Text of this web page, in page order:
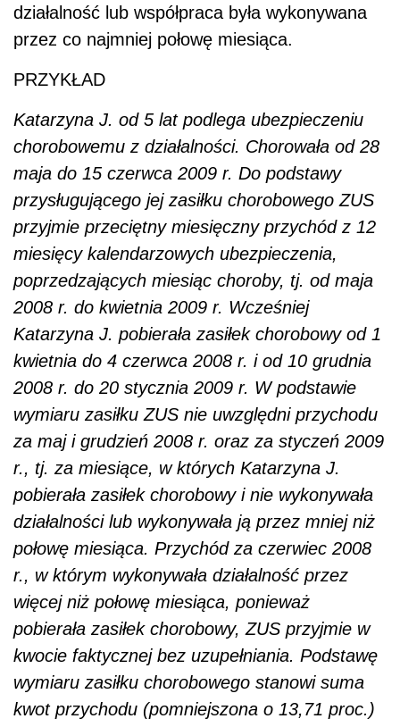
działalność lub współpraca była wykonywana
przez co najmniej połowę miesiąca.
PRZYKŁAD
Katarzyna J. od 5 lat podlega ubezpieczeniu
chorobowemu z działalności. Chorowała od 28
maja do 15 czerwca 2009 r. Do podstawy
przysługującego jej zasiłku chorobowego ZUS
przyjmie przeciętny miesięczny przychód z 12
miesięcy kalendarzowych ubezpieczenia,
poprzedzających miesiąc choroby, tj. od maja
2008 r. do kwietnia 2009 r. Wcześniej
Katarzyna J. pobierała zasiłek chorobowy od 1
kwietnia do 4 czerwca 2008 r. i od 10 grudnia
2008 r. do 20 stycznia 2009 r. W podstawie
wymiaru zasiłku ZUS nie uwzględni przychodu
za maj i grudzień 2008 r. oraz za styczeń 2009
r., tj. za miesiące, w których Katarzyna J.
pobierała zasiłek chorobowy i nie wykonywała
działalności lub wykonywała ją przez mniej niż
połowę miesiąca. Przychód za czerwiec 2008
r., w którym wykonywała działalność przez
więcej niż połowę miesiąca, ponieważ
pobierała zasiłek chorobowy, ZUS przyjmie w
kwocie faktycznej bez uzupełniania. Podstawę
wymiaru zasiłku chorobowego stanowi suma
kwot przychodu (pomniejszona o 13,71 proc.)